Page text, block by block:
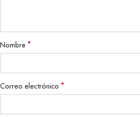
Nombre *
Correo electrónico *